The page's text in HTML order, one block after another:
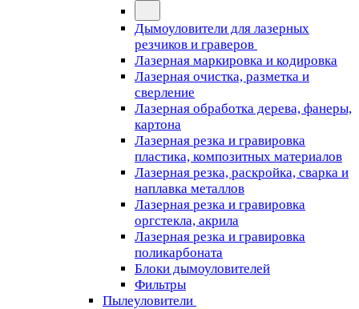
Дымоуловители для лазерных
резчиков и граверов
Лазерная маркировка и кодировка
Лазерная очистка, разметка и
сверление
Лазерная обработка дерева, фанеры,
картона
Лазерная резка и гравировка
пластика, композитных материалов
Лазерная резка, раскройка, сварка и
наплавка металлов
Лазерная резка и гравировка
оргстекла, акрила
Лазерная резка и гравировка
поликарбоната
Блоки дымоуловителей
Фильтры
Пылеуловители